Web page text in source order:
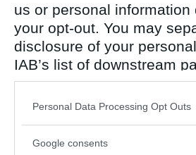
us or personal
your opt-out. You may
disclosure of your
IAB’s list of downstream
also be disclosed by us
Downstream Participants
Please note that this
Personal Data Processing Opt Outs
Google consents
Antal inlägg:
22535
Du får säkert låna den om du vill.
Vilken deodorant använde du på festen?